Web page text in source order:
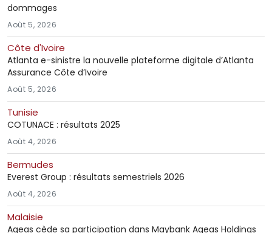
dommages
Août 5, 2026
Côte d'Ivoire
Atlanta e-sinistre la nouvelle plateforme digitale d’Atlanta
Assurance Côte d’Ivoire
Août 5, 2026
Tunisie
COTUNACE : résultats 2025
Août 4, 2026
Bermudes
Everest Group : résultats semestriels 2026
Août 4, 2026
Malaisie
Ageas cède sa participation dans Maybank Ageas Holdings